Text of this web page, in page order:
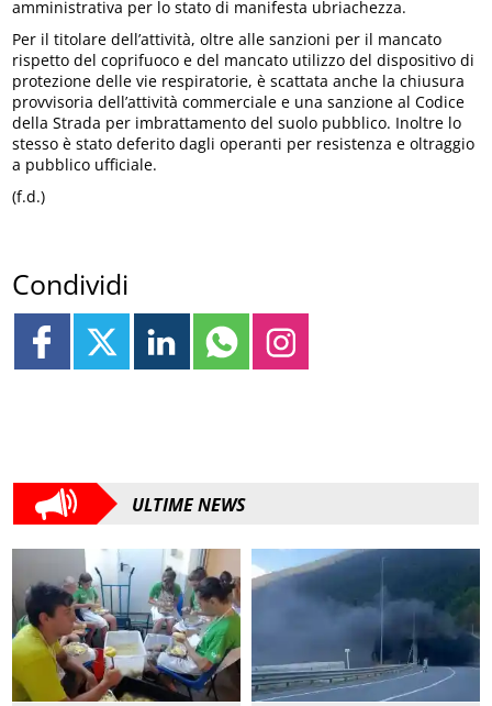
amministrativa per lo stato di manifesta ubriachezza.
Per il titolare dell’attività, oltre alle sanzioni per il mancato
rispetto del coprifuoco e del mancato utilizzo del dispositivo di
protezione delle vie respiratorie, è scattata anche la chiusura
provvisoria dell’attività commerciale e una sanzione al Codice
della Strada per imbrattamento del suolo pubblico. Inoltre lo
stesso è stato deferito dagli operanti per resistenza e oltraggio
a pubblico ufficiale.
(f.d.)
Condividi
ULTIME NEWS